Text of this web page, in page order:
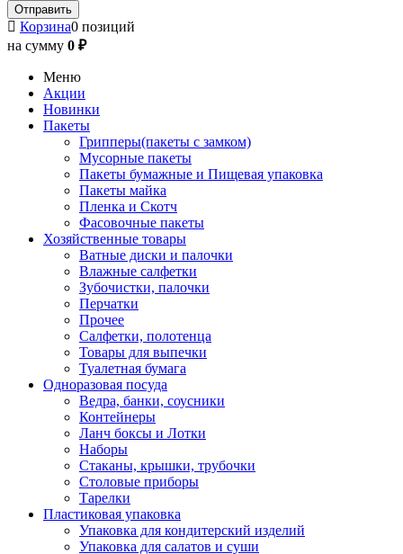
Корзина0 позиций
на сумму 0 ₽
Меню
Акции
Новинки
Пакеты
Грипперы(пакеты с замком)
Мусорные пакеты
Пакеты бумажные и Пищевая упаковка
Пакеты майка
Пленка и Скотч
Фасовочные пакеты
Хозяйственные товары
Ватные диски и палочки
Влажные салфетки
Зубочистки, палочки
Перчатки
Прочее
Салфетки, полотенца
Товары для выпечки
Туалетная бумага
Одноразовая посуда
Ведра, банки, соусники
Контейнеры
Ланч боксы и Лотки
Наборы
Стаканы, крышки, трубочки
Столовые приборы
Тарелки
Пластиковая упаковка
Упаковка для кондитерский изделий
Упаковка для салатов и суши